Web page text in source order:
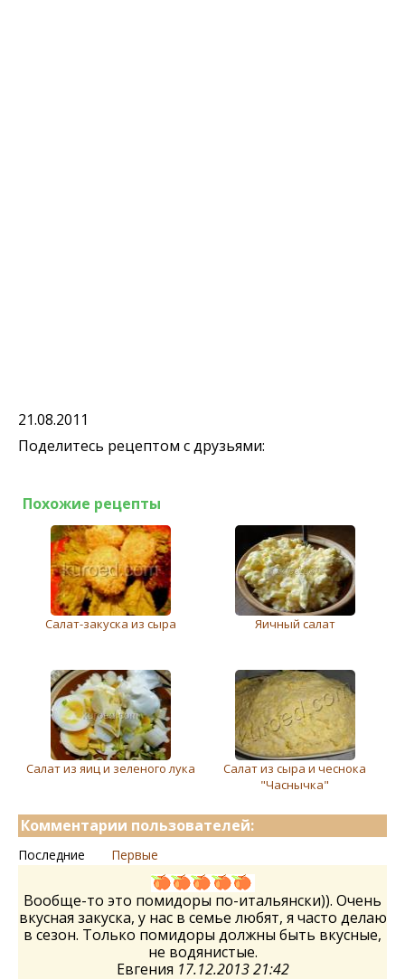
21.08.2011
Поделитесь рецептом с друзьями:
Похожие рецепты
Салат-закуска из сыра Яичный салат
Салат из яиц и зeлeного лука
Салат из сыра и чеснока
"Часнычка"
Комментарии пользователей:
Последние Первые
Вообще-то это помидоры по-итальянски)). Очень
вкусная закуска, у нас в семье любят, я часто делаю
в сезон. Только помидоры должны быть вкусные,
не водянистые.
Евгения 17.12.2013 21:42